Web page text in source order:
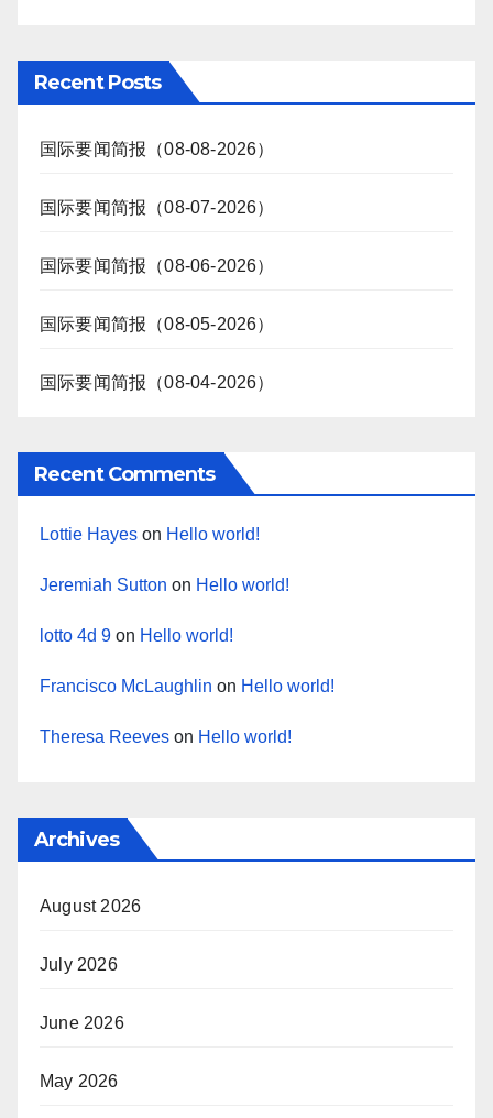
Recent Posts
国际要闻简报（08-08-2026）
国际要闻简报（08-07-2026）
国际要闻简报（08-06-2026）
国际要闻简报（08-05-2026）
国际要闻简报（08-04-2026）
Recent Comments
Lottie Hayes on Hello world!
Jeremiah Sutton on Hello world!
lotto 4d 9 on Hello world!
Francisco McLaughlin on Hello world!
Theresa Reeves on Hello world!
Archives
August 2026
July 2026
June 2026
May 2026